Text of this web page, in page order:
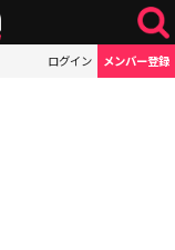
ログイン メンバー登録